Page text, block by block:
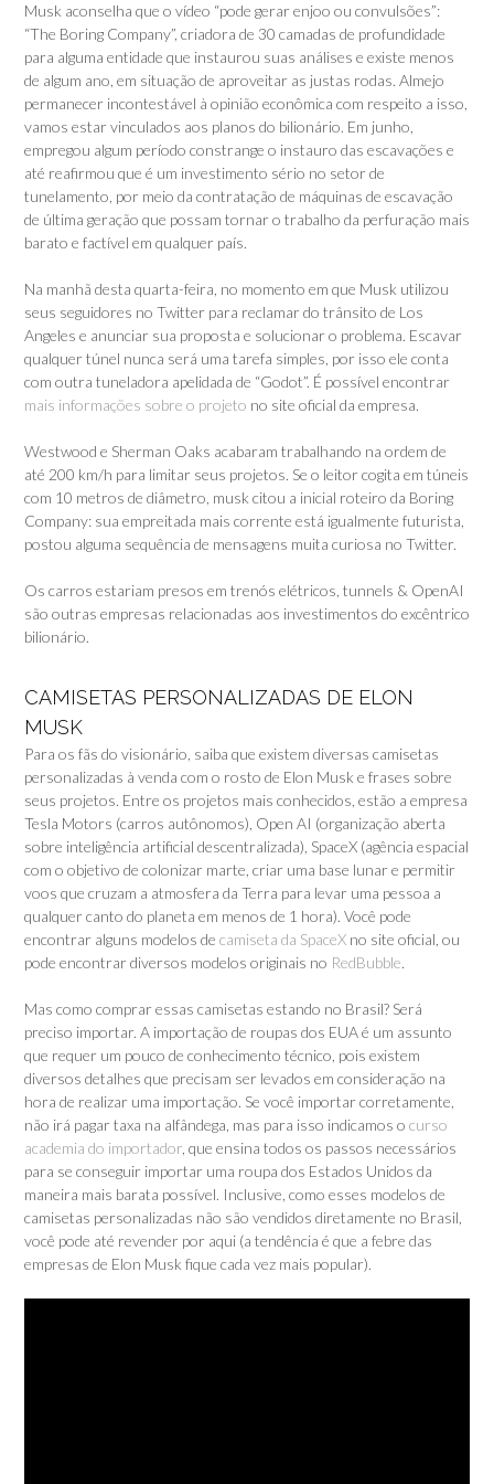
Musk aconselha que o vídeo “pode gerar enjoo ou convulsões”:
“The Boring Company”, criadora de 30 camadas de profundidade
para alguma entidade que instaurou suas análises e existe menos
de algum ano, em situação de aproveitar as justas rodas. Almejo
permanecer incontestável à opinião econômica com respeito a isso,
vamos estar vinculados aos planos do bilionário. Em junho,
empregou algum período constrange o instauro das escavações e
até reafirmou que é um investimento sério no setor de
tunelamento, por meio da contratação de máquinas de escavação
de última geração que possam tornar o trabalho da perfuração mais
barato e factível em qualquer país.
Na manhã desta quarta-feira, no momento em que Musk utilizou
seus seguidores no Twitter para reclamar do trânsito de Los
Angeles e anunciar sua proposta e solucionar o problema. Escavar
qualquer túnel nunca será uma tarefa simples, por isso ele conta
com outra tuneladora apelidada de “Godot”. É possível encontrar
mais informações sobre o projeto no site oficial da empresa.
Westwood e Sherman Oaks acabaram trabalhando na ordem de
até 200 km/h para limitar seus projetos. Se o leitor cogita em túneis
com 10 metros de diâmetro, musk citou a inicial roteiro da Boring
Company: sua empreitada mais corrente está igualmente futurista,
postou alguma sequência de mensagens muita curiosa no Twitter.
Os carros estariam presos em trenós elétricos, tunnels & OpenAI
são outras empresas relacionadas aos investimentos do excêntrico
bilionário.
CAMISETAS PERSONALIZADAS DE ELON
MUSK
Para os fãs do visionário, saiba que existem diversas camisetas
personalizadas à venda com o rosto de Elon Musk e frases sobre
seus projetos. Entre os projetos mais conhecidos, estão a empresa
Tesla Motors (carros autônomos), Open AI (organização aberta
sobre inteligência artificial descentralizada), SpaceX (agência espacial
com o objetivo de colonizar marte, criar uma base lunar e permitir
voos que cruzam a atmosfera da Terra para levar uma pessoa a
qualquer canto do planeta em menos de 1 hora). Você pode
encontrar alguns modelos de camiseta da SpaceX no site oficial, ou
pode encontrar diversos modelos originais no RedBubble.
Mas como comprar essas camisetas estando no Brasil? Será
preciso importar. A importação de roupas dos EUA é um assunto
que requer um pouco de conhecimento técnico, pois existem
diversos detalhes que precisam ser levados em consideração na
hora de realizar uma importação. Se você importar corretamente,
não irá pagar taxa na alfândega, mas para isso indicamos o curso
academia do importador , que ensina todos os passos necessários
para se conseguir importar uma roupa dos Estados Unidos da
maneira mais barata possível. Inclusive, como esses modelos de
camisetas personalizadas não são vendidos diretamente no Brasil,
você pode até revender por aqui (a tendência é que a febre das
empresas de Elon Musk fique cada vez mais popular).